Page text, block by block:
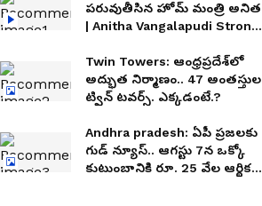
పరువుతీసిన హోమ్ మంత్రి అనిత
| Anitha Vangalapudi Strong
Twin Towers: ఆంధ్రప్రదేశ్‌లో
అద్భుత నిర్మాణం.. 47 అంత‌స్తుల
ట్విన్ ట‌వ‌ర్స్‌. ఎక్క‌డంటే.?
Andhra pradesh: ఏపీ ప్ర‌జ‌ల‌కు
గుడ్ న్యూస్‌.. ఆగ‌స్టు 7న‌ ఒక్కో
కుటుంబానికి రూ. 25 వేల ఆర్థిక